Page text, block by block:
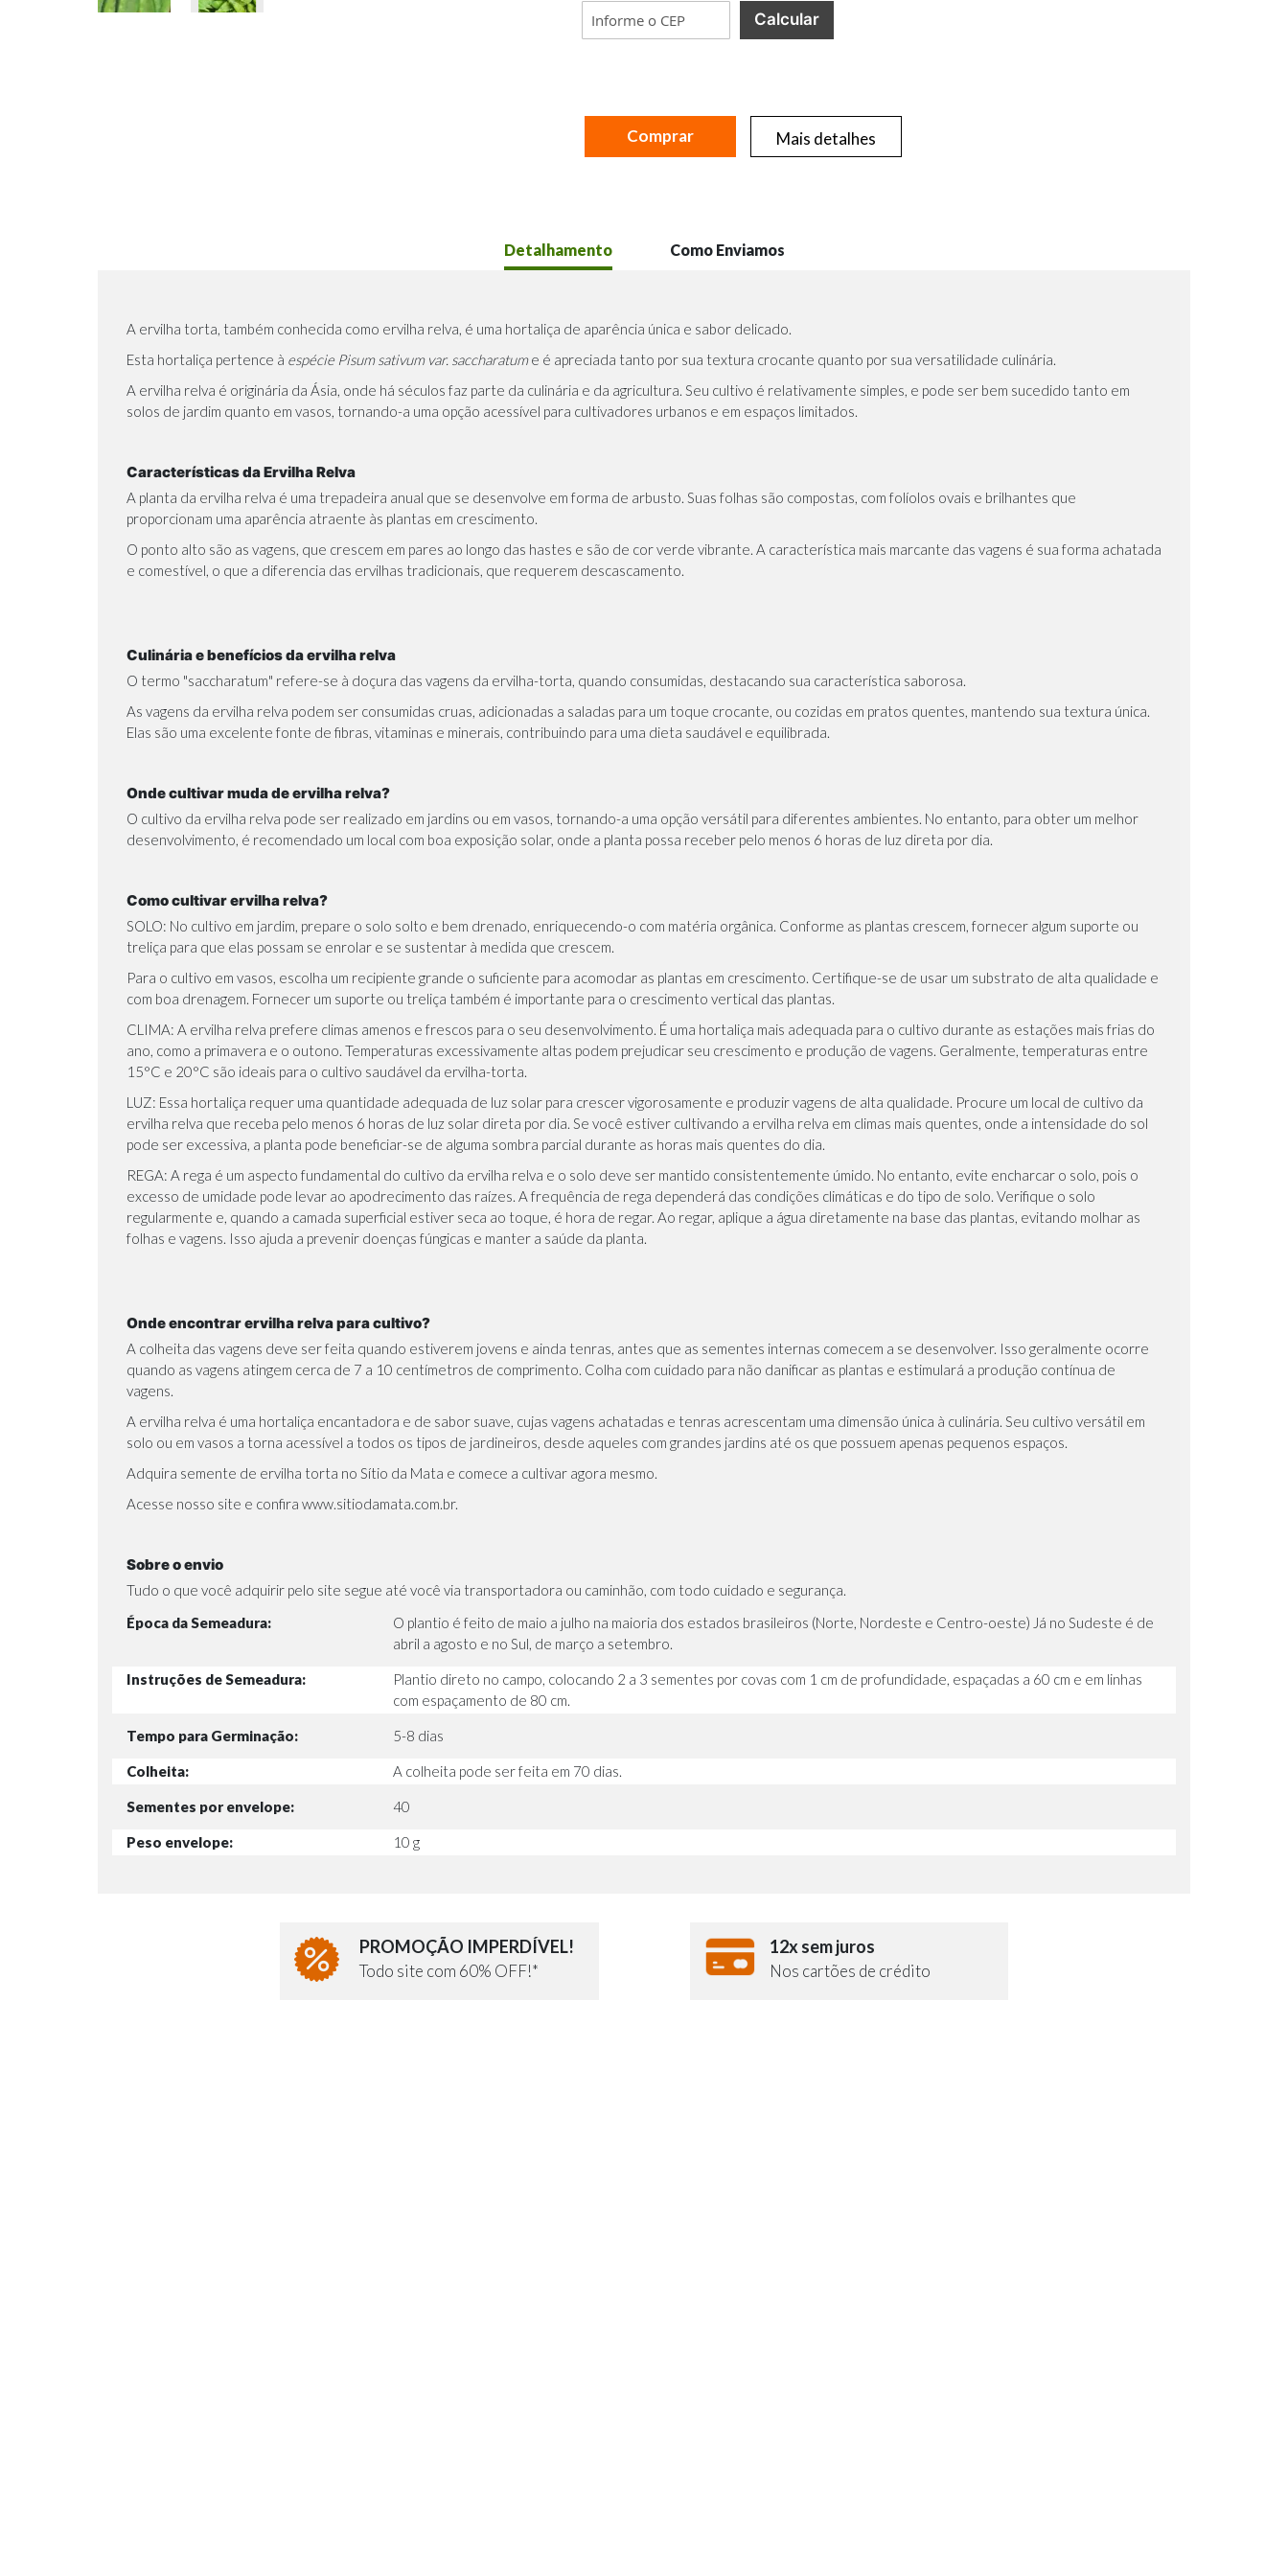
Calcular
Comprar Mais detalhes
Detalhamento
A ervilha torta, também conhecida como ervilha relva, é uma hortaliça de aparência única e sabor delicado.
Esta hortaliça pertence à espécie Pisum sativum var. saccharatume é apreciada tanto por sua textura crocante quanto por sua versatilidade culinária.
A ervilha relva é originária da Ásia, onde há séculos faz parte da culinária e da agricultura. Seu cultivo é relativamente simples, e pode ser bem sucedido tanto em
solos de jardim quanto em vasos, tornando-a uma opção acessível para cultivadores urbanos e em espaços limitados.
Características da Ervilha Relva
A planta da ervilha relva é uma trepadeira anual que se desenvolve em forma de arbusto. Suas folhas são compostas, com folíolos ovais e brilhantes que
proporcionam uma aparência atraente às plantas em crescimento.
O ponto alto são as vagens, que crescem em pares ao longo das hastes e são de cor verde vibrante. A característica mais marcante das vagens é sua forma achatada
e comestível, o que a diferencia das ervilhas tradicionais, que requerem descascamento.
Culinária e benefícios da ervilha relva
O termo "saccharatum" refere-se à doçura das vagens da ervilha-torta, quando consumidas, destacando sua característica saborosa.
As vagens da ervilha relva podem ser consumidas cruas, adicionadas a saladas para um toque crocante, ou cozidas em pratos quentes, mantendo sua textura única.
Elas são uma excelente fonte de fibras, vitaminas e minerais, contribuindo para uma dieta saudável e equilibrada.
Onde cultivar muda de ervilha relva?
O cultivo da ervilha relva pode ser realizado em jardins ou em vasos, tornando-a uma opção versátil para diferentes ambientes. No entanto, para obter um melhor
desenvolvimento, é recomendado um local com boa exposição solar, onde a planta possa receber pelo menos 6 horas de luz direta por dia.
Como cultivar ervilha relva?
SOLO: No cultivo em jardim, prepare o solo solto e bem drenado, enriquecendo-o com matéria orgânica. Conforme as plantas crescem, fornecer algum suporte ou
treliça para que elas possam se enrolar e se sustentar à medida que crescem.
Para o cultivo em vasos, escolha um recipiente grande o suficiente para acomodar as plantas em crescimento. Certifique-se de usar um substrato de alta qualidade e
com boa drenagem. Fornecer um suporte ou treliça também é importante para o crescimento vertical das plantas.
CLIMA: A ervilha relva prefere climas amenos e frescos para o seu desenvolvimento. É uma hortaliça mais adequada para o cultivo durante as estações mais frias do
ano, como a primavera e o outono. Temperaturas excessivamente altas podem prejudicar seu crescimento e produção de vagens. Geralmente, temperaturas entre
15°C e 20°C são ideais para o cultivo saudável da ervilha-torta.
LUZ: Essa hortaliça requer uma quantidade adequada de luz solar para crescer vigorosamente e produzir vagens de alta qualidade. Procure um local de cultivo da
ervilha relva que receba pelo menos 6 horas de luz solar direta por dia. Se você estiver cultivando a ervilha relva em climas mais quentes, onde a intensidade do sol
pode ser excessiva, a planta pode beneficiar-se de alguma sombra parcial durante as horas mais quentes do dia.
REGA: A rega é um aspecto fundamental do cultivo da ervilha relva e o solo deve ser mantido consistentemente úmido. No entanto, evite encharcar o solo, pois o
excesso de umidade pode levar ao apodrecimento das raízes. A frequência de rega dependerá das condições climáticas e do tipo de solo. Verifique o solo
regularmente e, quando a camada superficial estiver seca ao toque, é hora de regar. Ao regar, aplique a água diretamente na base das plantas, evitando molhar as
folhas e vagens. Isso ajuda a prevenir doenças fúngicas e manter a saúde da planta.
Onde encontrar ervilha relva para cultivo?
A colheita das vagens deve ser feita quando estiverem jovens e ainda tenras, antes que as sementes internas comecem a se desenvolver. Isso geralmente ocorre
quando as vagens atingem cerca de 7 a 10 centímetros de comprimento. Colha com cuidado para não danificar as plantas e estimulará a produção contínua de
vagens.
A ervilha relva é uma hortaliça encantadora e de sabor suave, cujas vagens achatadas e tenras acrescentam uma dimensão única à culinária. Seu cultivo versátil em
solo ou em vasos a torna acessível a todos os tipos de jardineiros, desde aqueles com grandes jardins até os que possuem apenas pequenos espaços.
Adquira semente de ervilha torta no Sítio da Mata e comece a cultivar agora mesmo.
Acesse nosso site e confira www.sitiodamata.com.br.
Sobre o envio
Tudo o que você adquirir pelo site segue até você via transportadora ou caminhão, com todo cuidado e segurança.
Época da Semeadura:
O plantio é feito de maio a julho na maioria dos estados brasileiros (Norte, Nordeste e Centro-oeste) Já no Sudeste é de
abril a agosto e no Sul, de março a setembro.
Instruções de Semeadura:
Plantio direto no campo, colocando 2 a 3 sementes por covas com 1 cm de profundidade, espaçadas a 60 cm e em linhas
com espaçamento de 80 cm.
Tempo para Germinação: 5-8 dias
Colheita: A colheita pode ser feita em 70 dias.
Sementes por envelope: 40
Peso envelope: 10 g
Como Enviamos
PROMOÇÃO IMPERDÍVEL!
Todo site com 60% OFF!*
12x sem juros
Nos cartões de crédito